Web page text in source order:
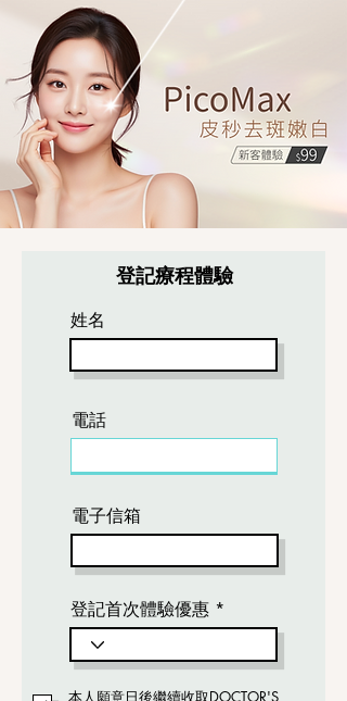
登記療程體驗
姓名
電話
電子信箱
登記首次體驗優惠
本人願意日後繼續收取DOCTOR'S